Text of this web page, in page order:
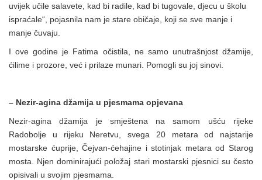
uvijek učile salavete, kad bi radile, kad bi tugovale, djecu u školu
ispraćale“, pojasnila nam je stare običaje, koji se sve manje i
manje čuvaju.
I ove godine je Fatima očistila, ne samo unutrašnjost džamije,
ćilime i prozore, već i prilaze munari. Pomogli su joj sinovi.
– Nezir-agina džamija u pjesmama opjevana
Nezir-agina džamija je smještena na samom ušću rijeke
Radobolje u rijeku Neretvu, svega 20 metara od najstarije
mostarske ćuprije, Čejvan-ćehajine i stotinjak metara od Starog
mosta. Njen dominirajući položaj stari mostarski pjesnici su često
opisivali u svojim pjesmama.